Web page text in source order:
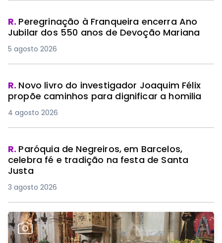
R. Peregrinação à Franqueira encerra Ano
Jubilar dos 550 anos de Devoção Mariana
5 agosto 2026
R. Novo livro do investigador Joaquim Félix
propõe caminhos para dignificar a homilia
4 agosto 2026
R. Paróquia de Negreiros, em Barcelos,
celebra fé e tradição na festa de Santa
Justa
3 agosto 2026